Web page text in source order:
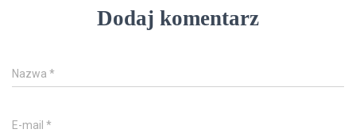
Dodaj komentarz
Nazwa *
E-mail *